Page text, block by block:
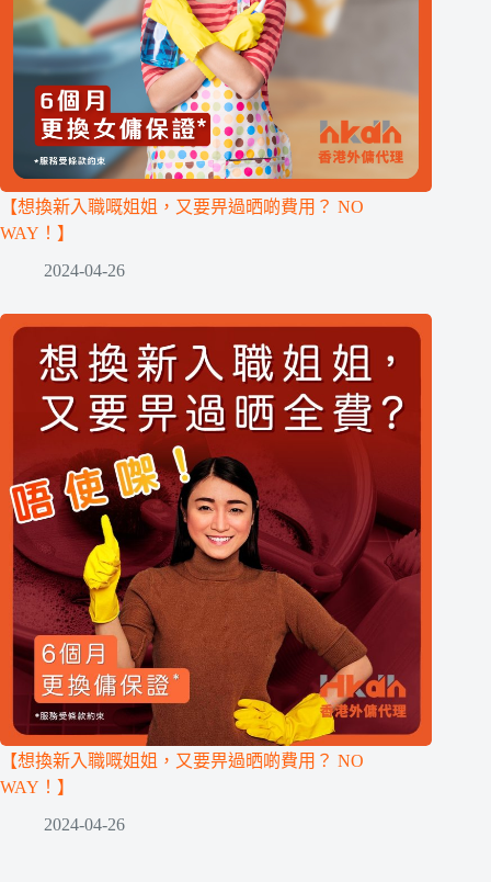
【想換新入職嘅姐姐，又要畀過晒啲費用？ NO
WAY！】
2024-04-26
【想換新入職嘅姐姐，又要畀過晒啲費用？ NO
WAY！】
2024-04-26